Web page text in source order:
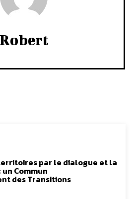
Robert
par le dialogue et la
Commun
des Transitions